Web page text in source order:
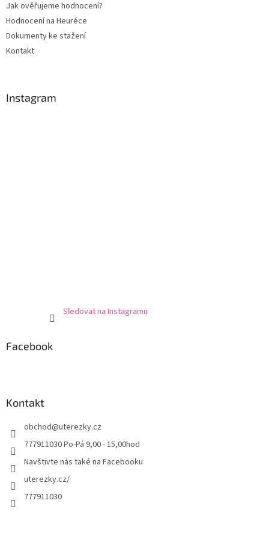
Jak ověřujeme hodnocení?
Hodnocení na Heuréce
Dokumenty ke stažení
Kontakt
Instagram
Sledovat na Instagramu
Facebook
Kontakt
obchod@uterezky.cz
777911030 Po-Pá 9,00 - 15,00hod
Navštivte nás také na Facebooku
uterezky.cz/
777911030